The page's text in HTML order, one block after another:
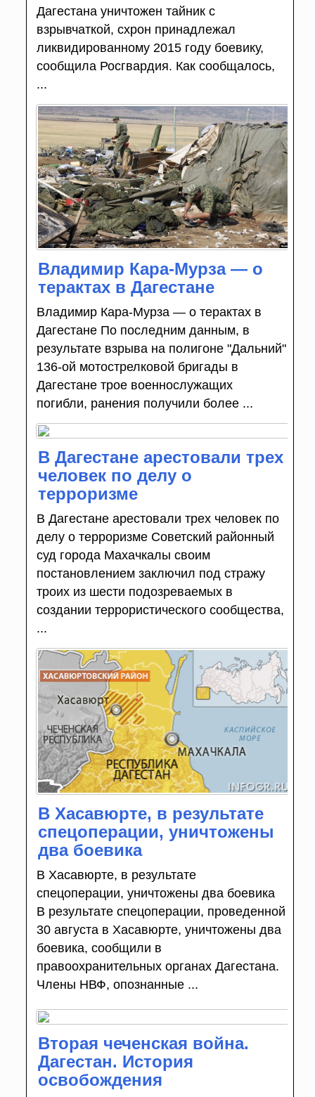
Дагестана уничтожен тайник с
взрывчаткой, схрон принадлежал
ликвидированному 2015 году боевику,
сообщила Росгвардия. Как сообщалось,
...
Владимир Кара-Мурза — о
терактах в Дагестане
Владимир Кара-Мурза — о терактах в
Дагестане По последним данным, в
результате взрыва на полигоне "Дальний"
136-ой мотострелковой бригады в
Дагестане трое военнослужащих
погибли, ранения получили более ...
В Дагестане арестовали трех
человек по делу о
терроризме
В Дагестане арестовали трех человек по
делу о терроризме Советский районный
суд города Махачкалы своим
постановлением заключил под стражу
троих из шести подозреваемых в
создании террористического сообщества,
...
В Хасавюрте, в результате
спецоперации, уничтожены
два боевика
В Хасавюрте, в результате
спецоперации, уничтожены два боевика
В результате спецоперации, проведенной
30 августа в Хасавюрте, уничтожены два
боевика, сообщили в
правоохранительных органах Дагестана.
Члены НВФ, опознанные ...
Вторая чеченская война.
Дагестан. История
освобождения